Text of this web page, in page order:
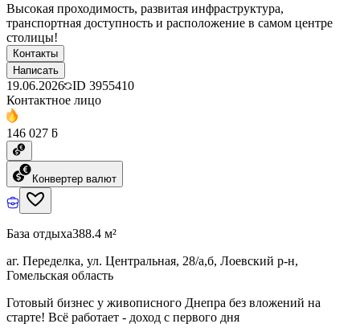
Высокая проходимость, развитая инфраструктура,
транспортная доступность и расположение в самом центре
столицы!
Контакты
Написать
19.06.2026 ID 3955410
Контактное лицо
146 027 ƃ
Конвертер валют
База отдыха388.4 м²
аг. Переделка, ул. Центральная, 28/а,б, Лоевский р-н,
Гомельская область
Готовый бизнес у живописного Днепра без вложений на
старте! Всё работает - доход с первого дня